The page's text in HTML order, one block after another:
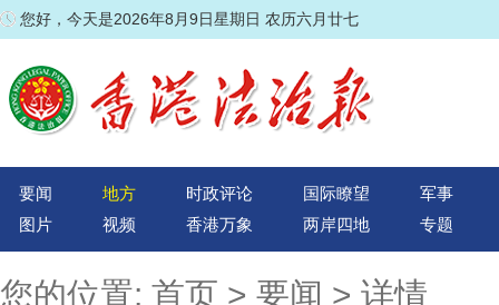
您好，今天是2026年8月9日星期日 农历六月廿七
要闻 地方 时政评论 国际瞭望
军事
图片
视频 香港万象 两岸四地 专题
您的位置: 首页 > 要闻 > 详情